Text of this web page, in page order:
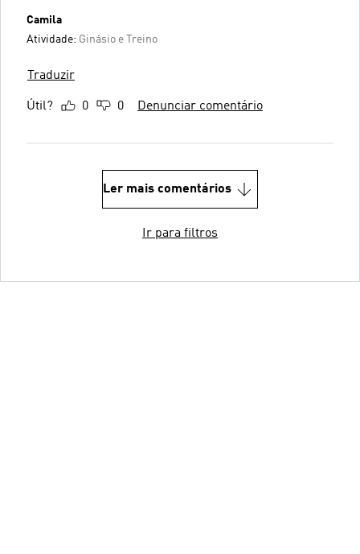
Camila
Atividade: Ginásio e Treino
Traduzir
Útil? 0 0 Denunciar comentário
Ler mais comentários
Ir para filtros